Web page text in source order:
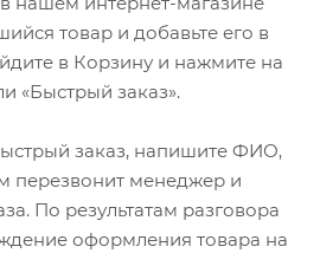
товар и добавьте его в
в Корзину и нажмите на
«Быстрый заказ».
заказ, напишите ФИО,
перезвонит менеджер и
По результатам разговора
оформления товара на